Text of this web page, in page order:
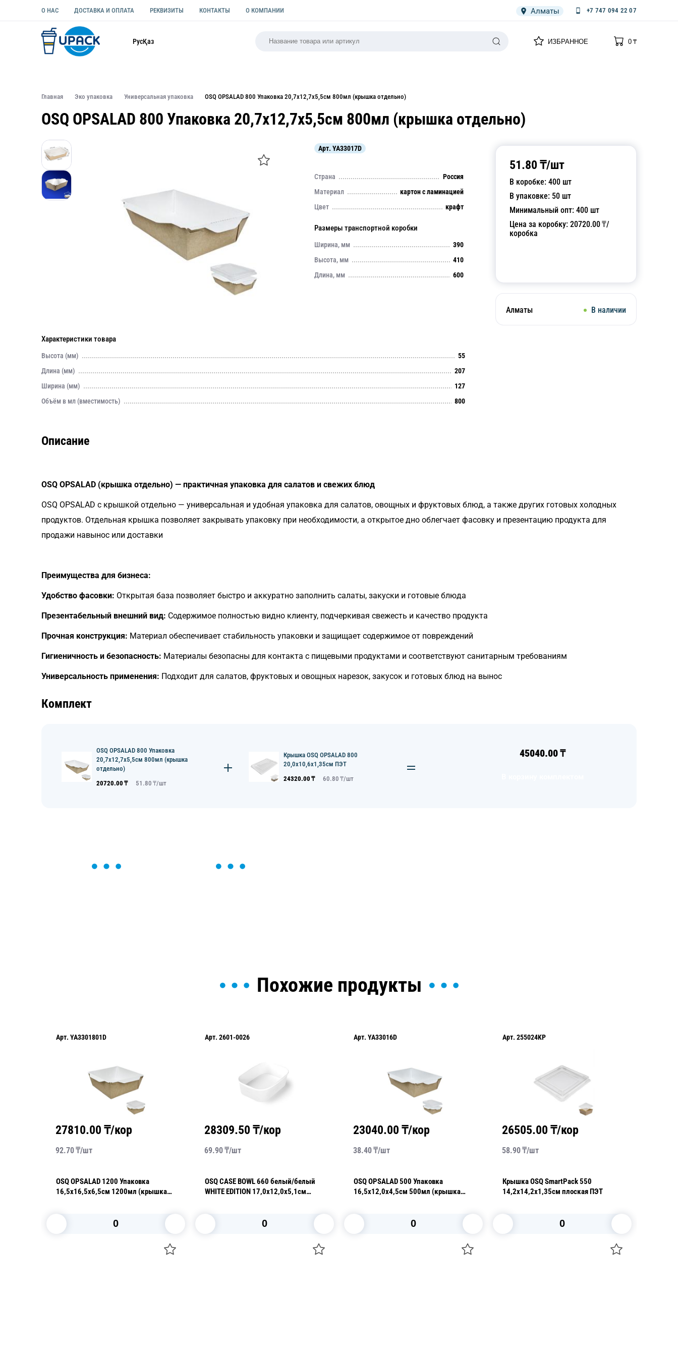
О НАС ДОСТАВКА И ОПЛАТА РЕКВИЗИТЫ КОНТАКТЫ О КОМПАНИИ Алматы +7 747 094 22 07
РусҚаз ИЗБРАННОЕ
0
0₸
Главная Эко упаковка Универсальная упаковка OSQ OPSALAD 800 Упаковка 20,7х12,7х5,5см 800мл (крышка отдельно)
OSQ OPSALAD 800 Упаковка 20,7х12,7х5,5см 800мл (крышка отдельно)
51.80 ₸/шт
В коробке: 400 шт
В упаковке: 50 шт
Минимальный опт: 400 шт
Цена за коробку: 20720.00₸/
коробка
Алматы В наличии
Арт. YA33017D
Страна
Россия
Материал
картон с ламинацией
Цвет
крафт
Размеры транспортной коробки
Ширина, мм
390
Высота, мм
410
Длина, мм
600
Характеристики товара
Высота (мм)
55
Длина (мм)
207
Ширина (мм)
127
Объём в мл (вместимость)
800
Описание
OSQ OPSALAD (крышка отдельно) — практичная упаковка для салатов и свежих блюд
OSQ OPSALAD с крышкой отдельно — универсальная и удобная упаковка для салатов, овощных и фруктовых блюд, а также других готовых холодных
продуктов. Отдельная крышка позволяет закрывать упаковку при необходимости, а открытое дно облегчает фасовку и презентацию продукта для
продажи навынос или доставки
Преимущества для бизнеса:
Удобство фасовки: Открытая база позволяет быстро и аккуратно заполнить салаты, закуски и готовые блюда
Презентабельный внешний вид: Содержимое полностью видно клиенту, подчеркивая свежесть и качество продукта
Прочная конструкция: Материал обеспечивает стабильность упаковки и защищает содержимое от повреждений
Гигиеничность и безопасность: Материалы безопасны для контакта с пищевыми продуктами и соответствуют санитарным требованиям
Универсальность применения: Подходит для салатов, фруктовых и овощных нарезок, закусок и готовых блюд на вынос
Комплект
OSQ OPSALAD 800 Упаковка
20,7х12,7х5,5см 800мл (крышка
отдельно)
20720.00 ₸ 51.80 ₸/шт
Крышка OSQ OPSALAD 800
20,0х10,6х1,35см ПЭТ
24320.00 ₸ 60.80 ₸/шт
45040.00₸
Похожие продукты
Арт. YA3301801D
27810.00 ₸/кор
92.70₸/шт
OSQ OPSALAD 1200 Упаковка
16,5х16,5х6,5см 1200мл (крышка
Арт. 2601-0026
28309.50 ₸/кор
69.90₸/шт
OSQ CASE BOWL 660 белый/белый
WHITE EDITION 17,0х12,0х5,1см
Арт. YA33016D
23040.00 ₸/кор
38.40₸/шт
OSQ OPSALAD 500 Упаковка
16,5х12,0х4,5см 500мл (крышка
Арт. 255024KP
26505.00 ₸/кор
58.90₸/шт
Крышка OSQ SmartPack 550
14,2х14,2х1,35см плоская ПЭТ